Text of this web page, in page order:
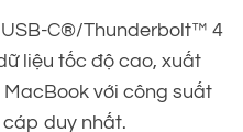
C®/Thunderbolt™ 4
liệu tốc độ cao, xuất
với công suất
cáp duy nhất.